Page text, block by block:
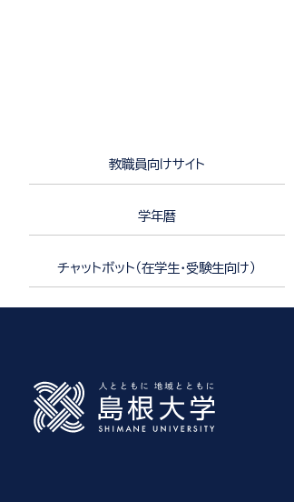
教職員向けサイト
学年暦
チャットボット（在学生・受験生向け）